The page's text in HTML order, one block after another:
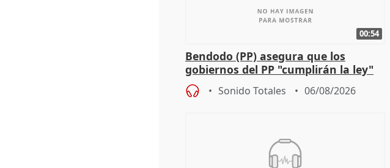
00:54
Bendodo (PP) asegura que los
gobiernos del PP "cumplirán la ley"
sobre los menores migrantes
Sonido Totales 06/08/2026